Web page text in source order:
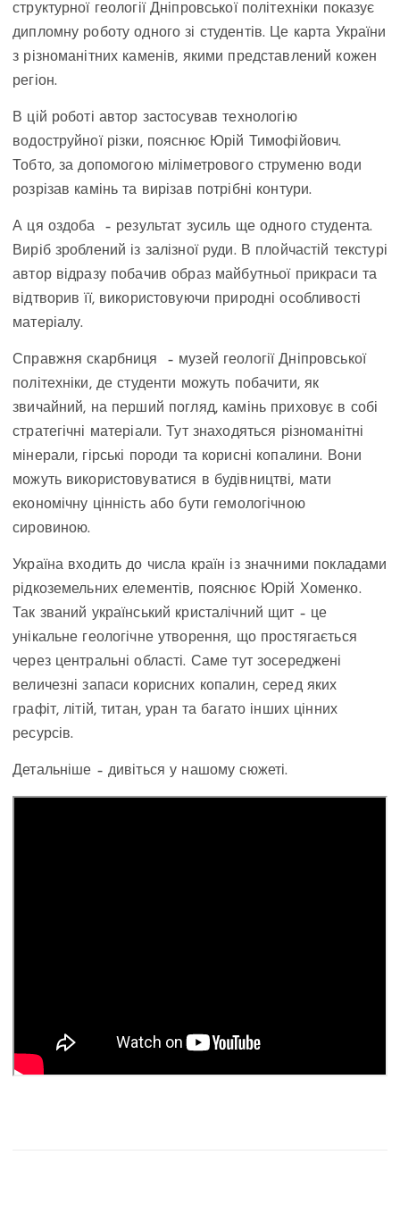
структурної геології Дніпровської політехніки показує
дипломну роботу одного зі студентів. Це карта України
з різноманітних каменів, якими представлений кожен
регіон.
В цій роботі автор застосував технологію
водоструйної різки, пояснює Юрій Тимофійович.
Тобто, за допомогою міліметрового струменю води
розрізав камінь та вирізав потрібні контури.
А ця оздоба – результат зусиль ще одного студента.
Виріб зроблений із залізної руди. В плойчастій текстурі
автор відразу побачив образ майбутньої прикраси та
відтворив її, використовуючи природні особливості
матеріалу.
Справжня скарбниця – музей геології Дніпровської
політехніки, де студенти можуть побачити, як
звичайний, на перший погляд, камінь приховує в собі
стратегічні матеріали. Тут знаходяться різноманітні
мінерали, гірські породи та корисні копалини. Вони
можуть використовуватися в будівництві, мати
економічну цінність або бути гемологічною
сировиною.
Україна входить до числа країн із значними покладами
рідкоземельних елементів, пояснює Юрій Хоменко.
Так званий український кристалічний щит – це
унікальне геологічне утворення, що простягається
через центральні області. Саме тут зосереджені
величезні запаси корисних копалин, серед яких
графіт, літій, титан, уран та багато інших цінних
ресурсів.
Детальніше – дивіться у нашому сюжеті.